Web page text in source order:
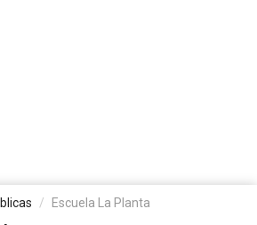
Escuela La Planta